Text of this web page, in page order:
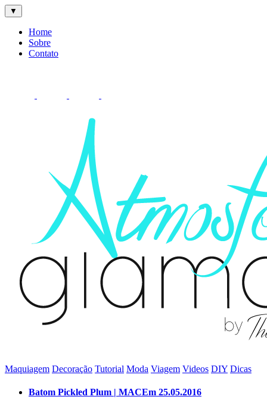
▼
Home
Sobre
Contato
Maquiagem Decoração Tutorial Moda Viagem Videos DIY Dicas
Batom Pickled Plum | MACEm 25.05.2016